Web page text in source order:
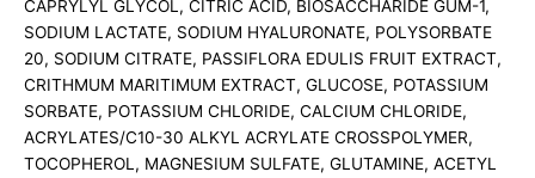
CAPRYLYL GLYCOL, CITRIC ACID, BIOSACCHARIDE GUM-1,
SODIUM LACTATE, SODIUM HYALURONATE, POLYSORBATE
20, SODIUM CITRATE, PASSIFLORA EDULIS FRUIT EXTRACT,
CRITHMUM MARITIMUM EXTRACT, GLUCOSE, POTASSIUM
SORBATE, POTASSIUM CHLORIDE, CALCIUM CHLORIDE,
ACRYLATES/C10-30 ALKYL ACRYLATE CROSSPOLYMER,
TOCOPHEROL, MAGNESIUM SULFATE, GLUTAMINE, ACETYL